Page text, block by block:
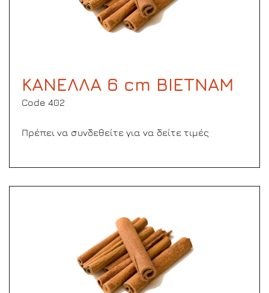
ΚΑΝΕΛΛΑ 6 cm ΒΙΕΤΝΑΜ
Code 402
Πρέπει να συνδεθείτε για να δείτε τιμές